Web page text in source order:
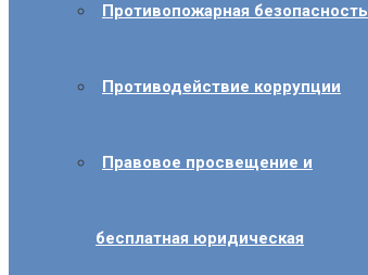
Противопожарная безопасность
Противодействие коррупции
Правовое просвещение и
бесплатная юридическая